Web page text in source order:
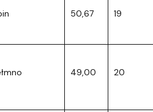
50,67 19
49,00 20